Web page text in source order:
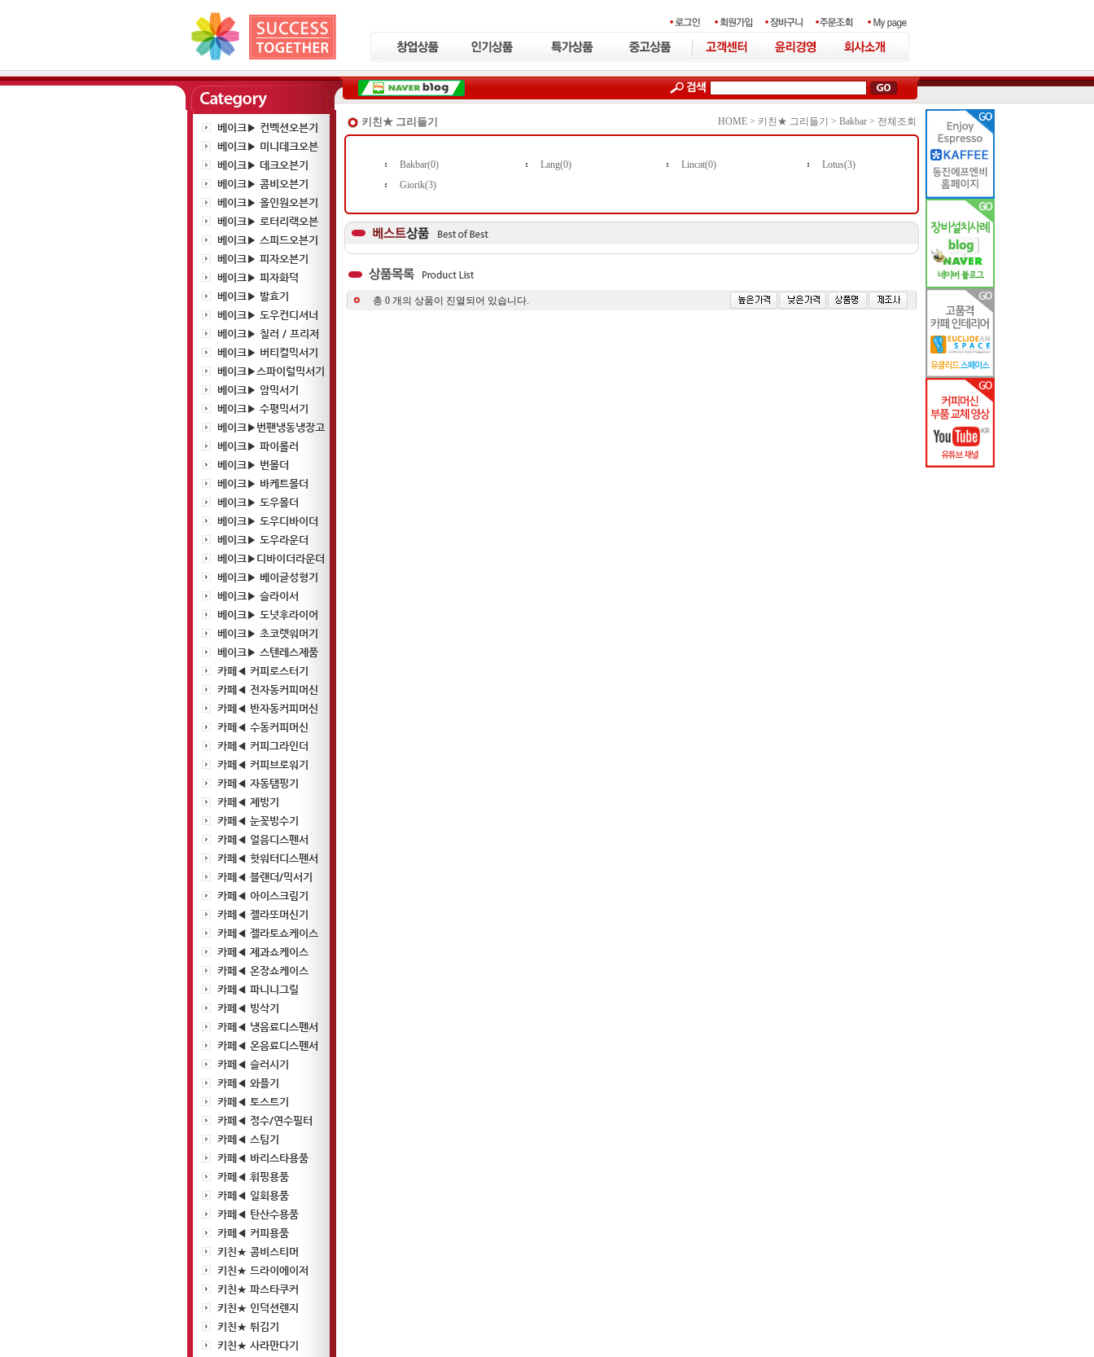
베이크▶ 컨벡션오븐기
베이크▶ 미니데크오븐
베이크▶ 데크오븐기
베이크▶ 콤비오븐기
베이크▶ 올인원오븐기
베이크▶ 로터리랙오븐
베이크▶ 스피드오븐기
베이크▶ 피자오븐기
베이크▶ 피자화덕
베이크▶ 발효기
베이크▶ 도우컨디셔너
베이크▶ 칠러 / 프리저
베이크▶ 버티컬믹서기
베이크▶스파이럴믹서기
베이크▶ 암믹서기
베이크▶ 수평믹서기
베이크▶번팬냉동냉장고
베이크▶ 파이롤러
베이크▶ 번몰더
베이크▶ 바케트몰더
베이크▶ 도우몰더
베이크▶ 도우디바이더
베이크▶ 도우라운더
베이크▶디바이더라운더
베이크▶ 베이글성형기
베이크▶ 슬라이서
베이크▶ 도넛후라이어
베이크▶ 초코렛워머기
베이크▶ 스텐레스제품
카페◀ 커피로스터기
카페◀ 전자동커피머신
카페◀ 반자동커피머신
카페◀ 수동커피머신
카페◀ 커피그라인더
카페◀ 커피브로워기
카페◀ 자동탬핑기
카페◀ 제빙기
카페◀ 눈꽃빙수기
카페◀ 얼음디스펜서
카페◀ 핫워터디스펜서
카페◀ 블랜더/믹서기
카페◀ 아이스크림기
카페◀ 젤라또머신기
카페◀ 젤라토쇼케이스
카페◀ 제과쇼케이스
카페◀ 온장쇼케이스
카페◀ 파니니그릴
카페◀ 빙삭기
카페◀ 냉음료디스펜서
카페◀ 온음료디스펜서
카페◀ 슬러시기
카페◀ 와플기
카페◀ 토스트기
카페◀ 정수/연수필터
카페◀ 스팀기
카페◀ 바리스타용품
카페◀ 휘핑용품
카페◀ 일회용품
카페◀ 탄산수용품
카페◀ 커피용품
키친★ 콤비스티머
키친★ 드라이에이저
키친★ 파스타쿠커
키친★ 인덕션렌지
키친★ 튀김기
키친★ 사라만다기
키친★ 그리들기 HOME > 키친★ 그리들기 > Bakbar > 전체조회
Bakbar(0) Lang(0) Lincat(0)
Lotus(3)
Giorik(3)
총 0 개의 상품이 진열되어 있습니다.